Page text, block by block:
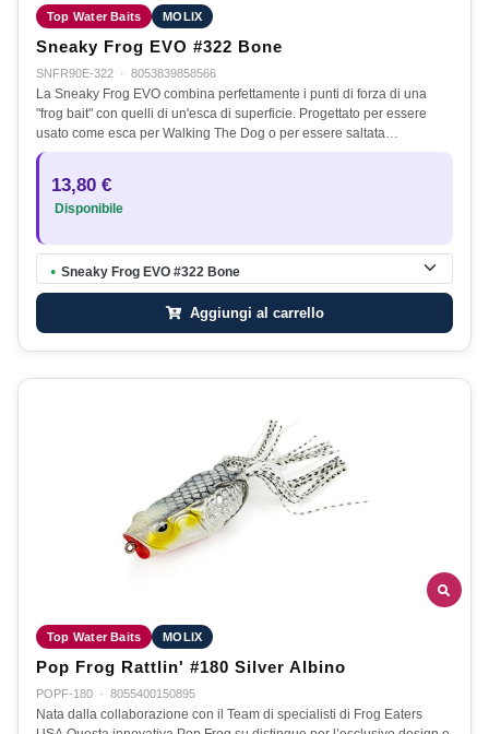
Top Water Baits MOLIX
Sneaky Frog EVO #322 Bone
SNFR90E-322 · 8053839858566
La Sneaky Frog EVO combina perfettamente i punti di forza di una
"frog bait" con quelli di un'esca di superficie. Progettato per essere
usato come esca per Walking The Dog o per essere saltata…
13,80 €
Disponibile
● Sneaky Frog EVO #322 Bone
Aggiungi al carrello
Top Water Baits MOLIX
Pop Frog Rattlin' #180 Silver Albino
POPF-180 · 8055400150895
Nata dalla collaborazione con il Team di specialisti di Frog Eaters